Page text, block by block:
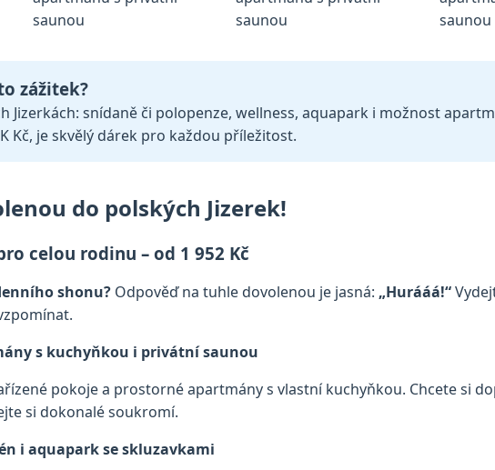
zážitek?
Jizerkách: snídaně či polopenze, wellness, aquapark i možnost
Kč, je skvělý dárek pro každou příležitost.
do polských Jizerek!
celou rodinu – od 1 952 Kč
shonu? Odpověď na tuhle dovolenou je jasná: „Hurááá!“
s kuchyňkou i privátní saunou
pokoje a prostorné apartmány s vlastní kuchyňkou. Chcete si
si dokonalé soukromí.
i aquapark se skluzavkami